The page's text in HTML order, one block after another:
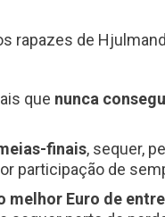
rapazes de
que nunca
finais, sequer,
participação de
Euro de